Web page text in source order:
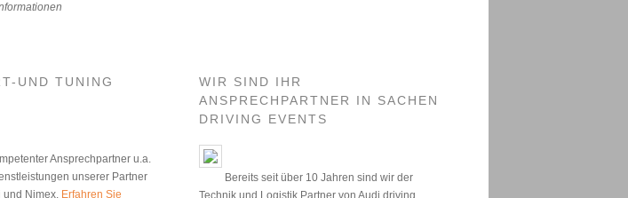
UND TUNING
Ansprechpartner u.a.
unserer Partner
und Nimex. Erfahren Sie
WIR SIND IHR
ANSPRECHPARTNER IN SACHEN
DRIVING EVENTS
Bereits seit über 10 Jahren sind wir der
Technik und Logistik Partner von Audi driving